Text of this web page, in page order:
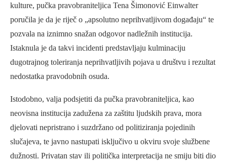
kulture, pučka pravobraniteljica Tena Šimonović Einwalter
poručila je da je riječ o „apsolutno neprihvatljivom događaju“ te
pozvala na iznimno snažan odgovor nadležnih institucija.
Istaknula je da takvi incidenti predstavljaju kulminaciju
dugotrajnog toleriranja neprihvatljivih pojava u društvu i rezultat
nedostatka pravodobnih osuda.
Istodobno, valja podsjetiti da pučka pravobraniteljica, kao
neovisna institucija zadužena za zaštitu ljudskih prava, mora
djelovati nepristrano i suzdržano od politiziranja pojedinih
slučajeva, te javno nastupati isključivo u okviru svoje službene
dužnosti. Privatan stav ili politička interpretacija ne smiju biti dio